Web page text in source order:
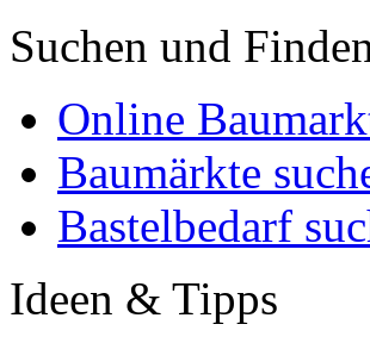
Suchen und Finden
Online
Baumärkte
Bastelbedarf
Ideen & Tipps